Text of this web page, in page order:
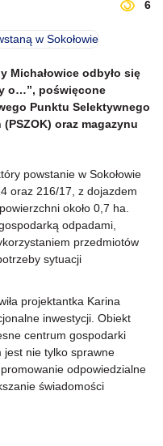
6
Michałowice odbyło się
o…”, poświęcone
Punktu Selektywnego
oraz magazynu
powstanie w Sokołowie
oraz 216/17, z dojazdem
około 0,7 ha.
odpadami,
przedmiotów
sytuacji
projektantka Karina
inwestycji. Obiekt
centrum gospodarki
nie tylko sprawne
odpowiedzialne
świadomości